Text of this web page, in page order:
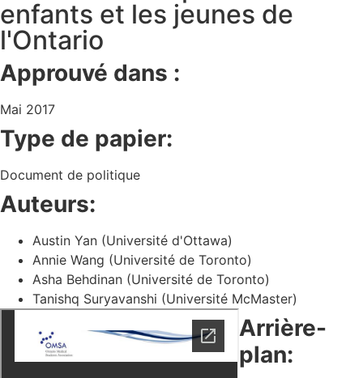
enfants et les jeunes de
l'Ontario
Approuvé dans :
Mai 2017
Type de papier:
Document de politique
Auteurs:
Austin Yan (Université d'Ottawa)
Annie Wang (Université de Toronto)
Asha Behdinan (Université de Toronto)
Tanishq Suryavanshi (Université McMaster)
Arrière-
plan: